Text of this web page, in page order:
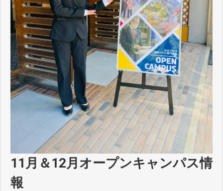
11月＆12月オープンキャンパス情
報